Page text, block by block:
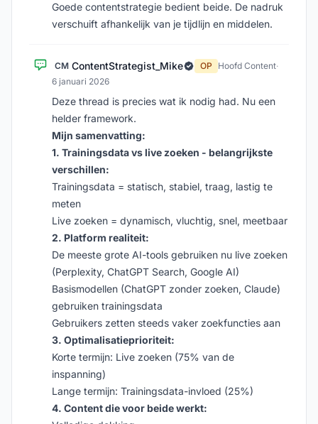
Goede contentstrategie bedient beide. De nadruk
verschuift afhankelijk van je tijdlijn en middelen.
CM ContentStrategist_Mike OP Hoofd Content·
6 januari 2026
Deze thread is precies wat ik nodig had. Nu een
helder framework.
Mijn samenvatting:
1. Trainingsdata vs live zoeken - belangrijkste
verschillen:
Trainingsdata = statisch, stabiel, traag, lastig te
meten
Live zoeken = dynamisch, vluchtig, snel, meetbaar
2. Platform realiteit:
De meeste grote AI-tools gebruiken nu live zoeken
(Perplexity, ChatGPT Search, Google AI)
Basismodellen (ChatGPT zonder zoeken, Claude)
gebruiken trainingsdata
Gebruikers zetten steeds vaker zoekfuncties aan
3. Optimalisatieprioriteit:
Korte termijn: Live zoeken (75% van de
inspanning)
Lange termijn: Trainingsdata-invloed (25%)
4. Content die voor beide werkt: